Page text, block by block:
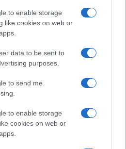
to enable storage
like cookies on web or
data to be sent to
purposes.
to send me
to enable storage
cookies on web or
in Gallura, bella anche dal
vip svela come fa
dopo le polemiche il centro